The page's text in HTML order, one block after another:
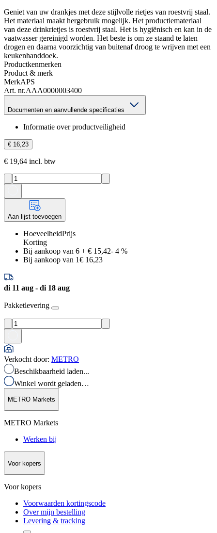
Geniet van uw drankjes met deze stijlvolle rietjes van roestvrij staal.
Het materiaal maakt hergebruik mogelijk. Het productiemateriaal
van deze drinkrietjes is roestvrij staal. Het is hygiënisch en kan in de
vaatwasser gereinigd worden. Het beste is om ze staand te laten
drogen en daarna voorzichtig van buitenaf droog te wrijven met een
keukenhanddoek.
Productkenmerken
Product & merk
MerkAPS
Art. nr.AAA0000003400
Documenten en aanvullende specificaties
Informatie over productveiligheid
€ 16,23
€ 19,64 incl. btw
Aan lijst toevoegen
HoeveelheidPrijs
Korting
Bij aankoop van 6 + € 15,42- 4 %
Bij aankoop van 1€ 16,23
di 11 aug - di 18 aug
Pakketlevering
Verkocht door: METRO
Beschikbaarheid laden...
Winkel wordt geladen…
METRO Markets
METRO Markets
Werken bij
Voor kopers
Voor kopers
Voorwaarden kortingscode
Over mijn bestelling
Levering & tracking